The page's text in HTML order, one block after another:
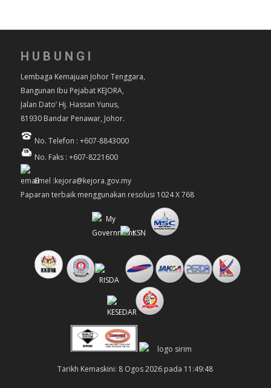
HUBUNGI
Lembaga Kemajuan Johor Tenggara,
Bangunan Ibu Pejabat KEJORA,
Jalan Dato’ Hj. Hassan Yunus,
81930 Bandar Penawar, Johor.
No. Telefon : +607-8843000
No. Faks : +607-8221600
Emel :kejora@kejora.gov.my
Paparan terbaik menggunakan resolusi 1024 X 768
Tarikh Kemaskini: 8 Ogos 2026 pada 11:49:48